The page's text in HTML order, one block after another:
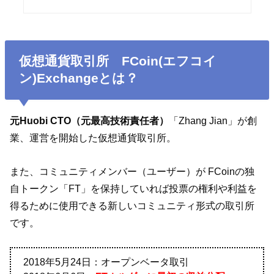
仮想通貨取引所 FCoin(エフコイ
ン)Exchangeとは？
元Huobi CTO（元最高技術責任者）
「Zhang Jian」が創
業、運営を開始した仮想通貨取引所。
また、コミュニティメンバー（ユーザー）が FCoinの独
自トークン「FT」を保持していれば投票の権利や利益を
得るために使用できる新しいコミュニティ形式の取引所
です。
2018年5月24日：オープンベータ取引